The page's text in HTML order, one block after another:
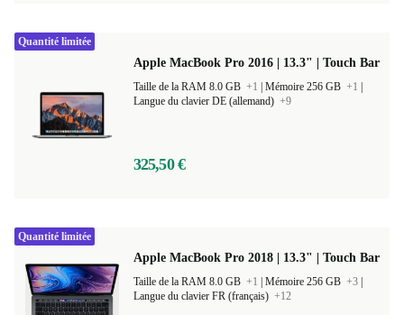
Apple MacBook Pro 2016 | 13.3" | Touch Bar
Taille de la RAM 8.0 GB +1 Mémoire 256 GB +1
Langue du clavier DE (allemand) +9
325,50 €
Quantité limitée
Apple MacBook Pro 2018 | 13.3" | Touch Bar
Taille de la RAM 8.0 GB +1 Mémoire 256 GB +3
Langue du clavier FR (français) +12
Quantité limitée